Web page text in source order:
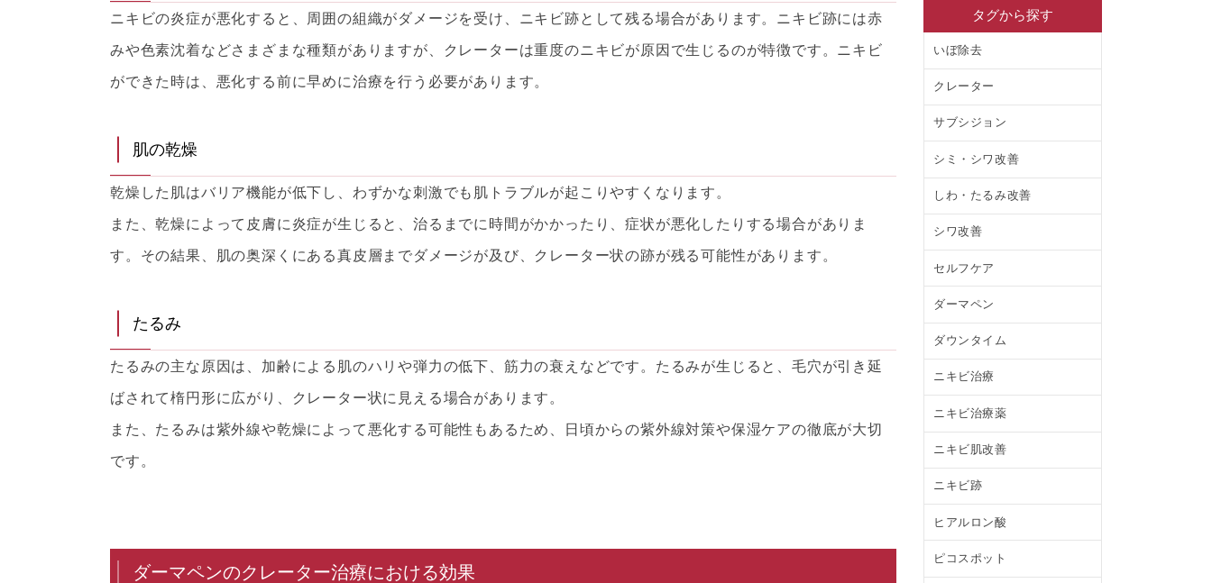
ニキビの炎症が悪化すると、周囲の組織がダメージを受け、ニキビ跡として残る場合があります。ニキビ跡には赤
みや色素沈着などさまざまな種類がありますが、クレーターは重度のニキビが原因で生じるのが特徴です。ニキビ
ができた時は、悪化する前に早めに治療を行う必要があります。
肌の乾燥
乾燥した肌はバリア機能が低下し、わずかな刺激でも肌トラブルが起こりやすくなります。
また、乾燥によって皮膚に炎症が生じると、治るまでに時間がかかったり、症状が悪化したりする場合がありま
す。その結果、肌の奥深くにある真皮層までダメージが及び、クレーター状の跡が残る可能性があります。
たるみ
たるみの主な原因は、加齢による肌のハリや弾力の低下、筋力の衰えなどです。たるみが生じると、毛穴が引き延
ばされて楕円形に広がり、クレーター状に見える場合があります。
また、たるみは紫外線や乾燥によって悪化する可能性もあるため、日頃からの紫外線対策や保湿ケアの徹底が大切
です。
ダーマペンのクレーター治療における効果
タグから探す
いぼ除去
クレーター
サブシジョン
シミ・シワ改善
しわ・たるみ改善
シワ改善
セルフケア
ダーマペン
ダウンタイム
ニキビ治療
ニキビ治療薬
ニキビ肌改善
ニキビ跡
ヒアルロン酸
ピコスポット